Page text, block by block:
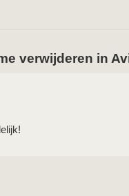
verwijderen in